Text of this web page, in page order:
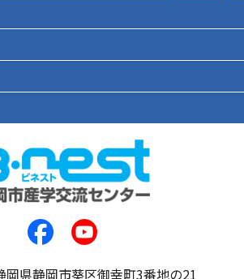
岡県静岡市葵区御幸町3番地の21